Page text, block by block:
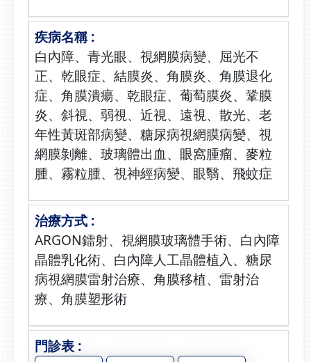
白內障、青光眼、視網膜病變、屈光不
正、乾眼症、結膜炎、角膜炎、角膜退化
症、角膜潰瘍、乾眼症、葡萄膜炎、鞏膜
炎、斜視、弱視、近視、遠視、散光、老
年性黃斑部病變、糖尿病視網膜病變、視
網膜剝離、玻璃體出血、眼窩腫瘤、麥粒
腫、霧粒腫、視神經病變、眼翳、飛蚊症
ARGON鐳射、視網膜玻璃體手術、白內障
晶體乳化術、白內障人工晶體植入、糖尿
病視網膜雷射治療、角膜移植、雷射治
療、角膜塑形術